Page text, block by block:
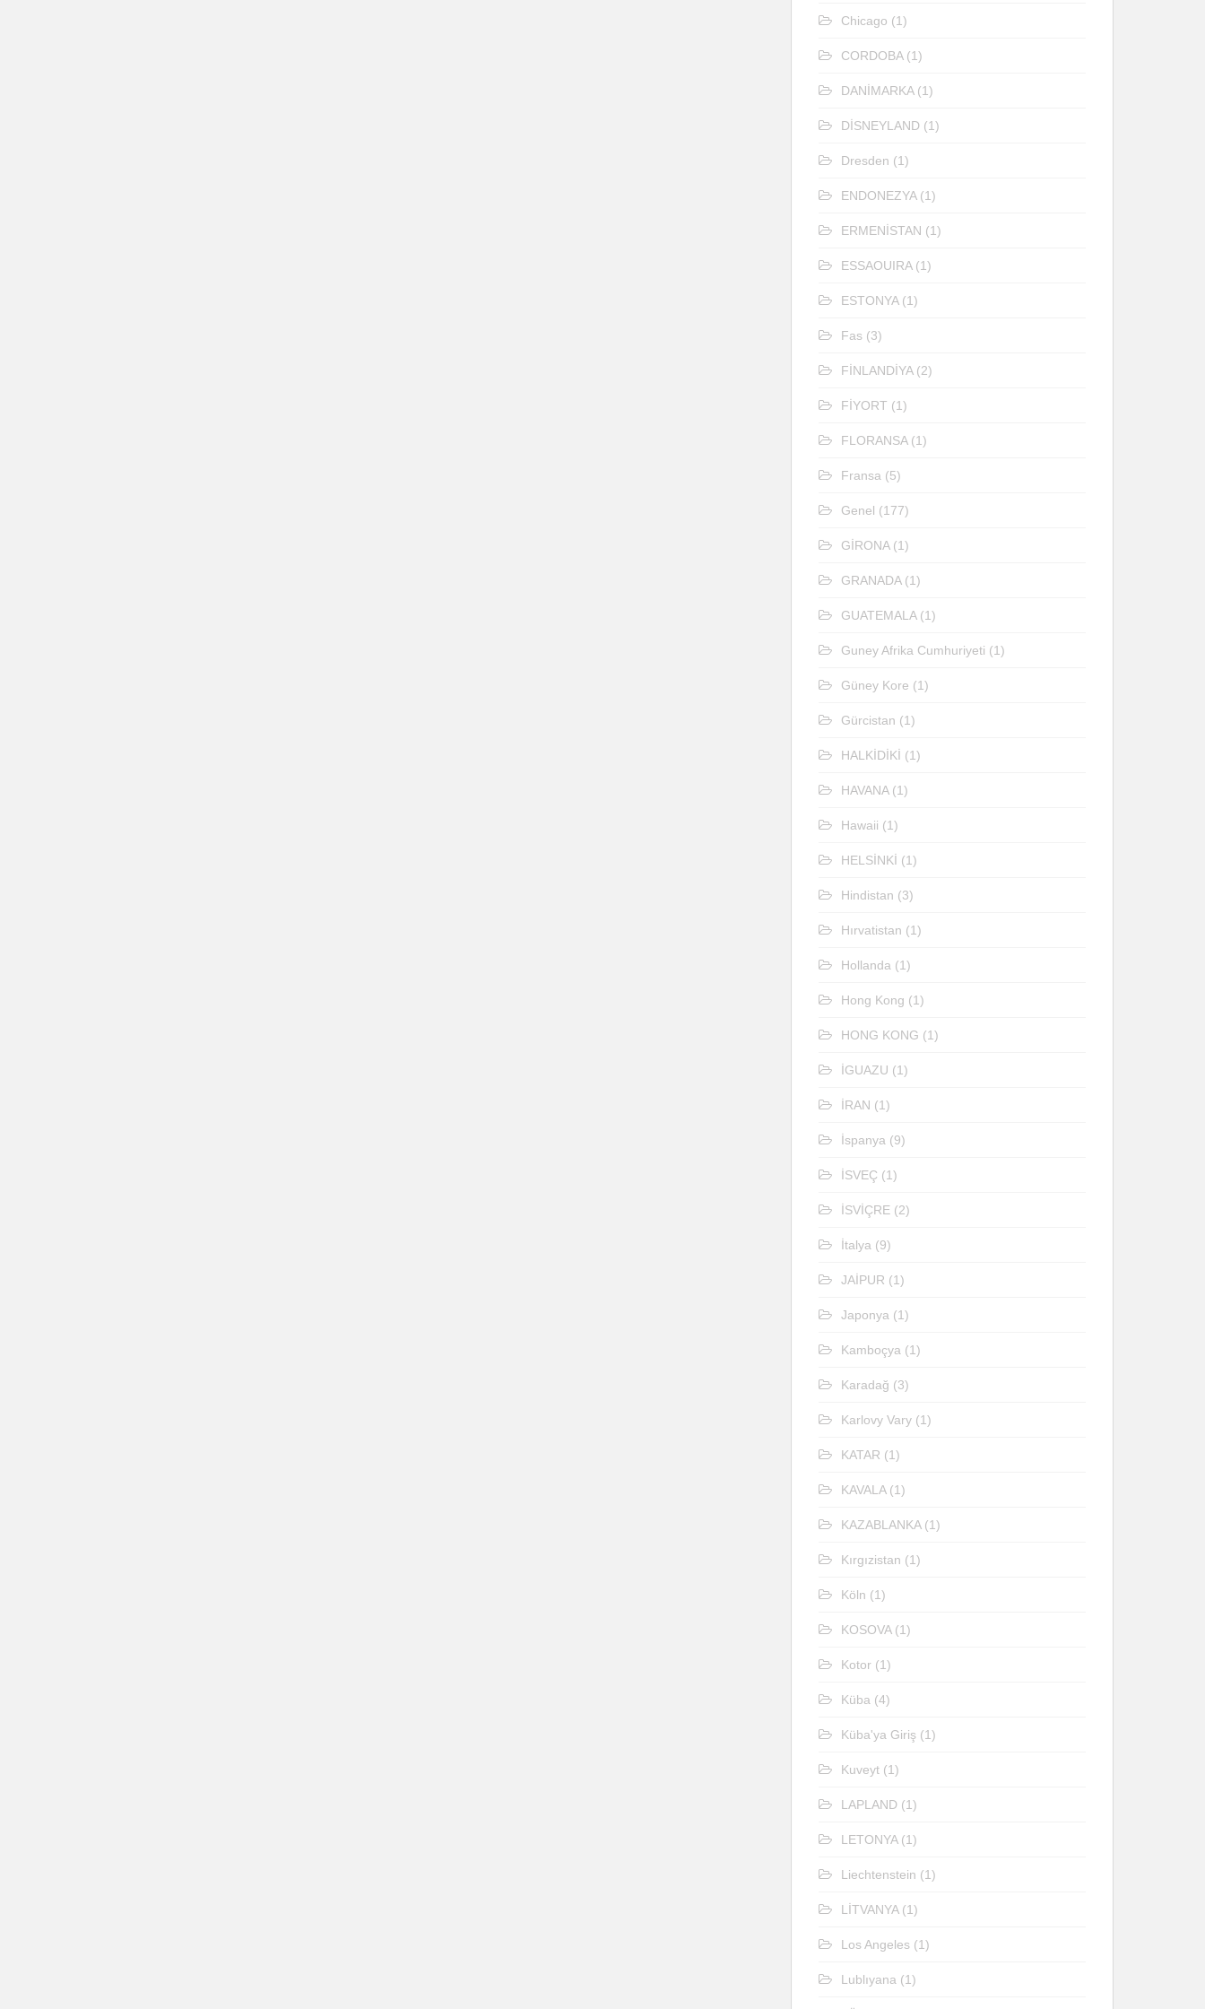
Chicago (1)
CORDOBA(1)
DANİMARKA(1)
DİSNEYLAND (1)
Dresden (1)
ENDONEZYA(1)
ERMENİSTAN (1)
ESSAOUIRA(1)
ESTONYA(1)
Fas (3)
FİNLANDİYA(2)
FİYORT (1)
FLORANSA(1)
Fransa (5)
Genel (177)
GİRONA(1)
GRANADA(1)
GUATEMALA(1)
Guney Afrika Cumhuriyeti (1)
Güney Kore (1)
Gürcistan (1)
HALKİDİKİ (1)
HAVANA(1)
Hawaii (1)
HELSİNKİ (1)
Hindistan (3)
Hırvatistan (1)
Hollanda (1)
Hong Kong (1)
HONG KONG (1)
İGUAZU (1)
İRAN (1)
İspanya (9)
İSVEÇ (1)
İSVİÇRE (2)
İtalya (9)
JAİPUR (1)
Japonya (1)
Kamboçya (1)
Karadağ (3)
Karlovy Vary (1)
KATAR (1)
KAVALA(1)
KAZABLANKA(1)
Kırgızistan (1)
Köln (1)
KOSOVA(1)
Kotor (1)
Küba (4)
Küba'ya Giriş (1)
Kuveyt (1)
LAPLAND (1)
LETONYA(1)
Liechtenstein (1)
LİTVANYA(1)
Los Angeles (1)
Lublıyana (1)